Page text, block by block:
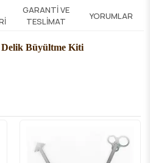
GARANTI VE
TESLIMAT
YORUMLAR
Delik Büyültme Kiti